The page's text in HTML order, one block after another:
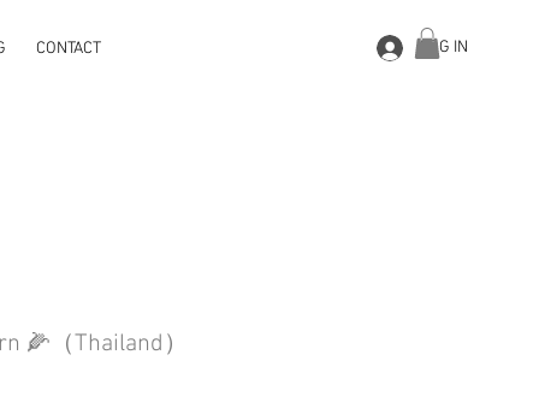
CONTACT LOG IN
🌽（Thailand）